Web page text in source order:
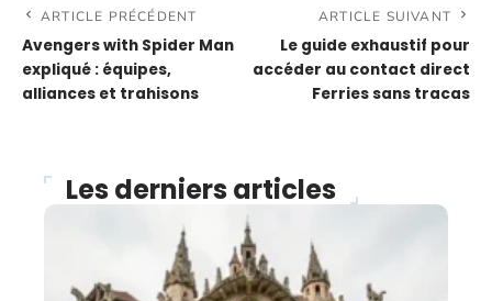
ARTICLE PRÉCÉDENT
Avengers with Spider Man
expliqué : équipes,
alliances et trahisons
ARTICLE SUIVANT
Le guide exhaustif pour
accéder au contact direct
Ferries sans tracas
Les derniers articles